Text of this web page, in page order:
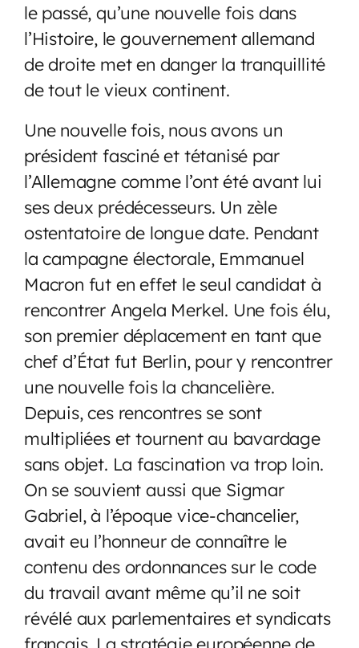
le passé, qu’une nouvelle fois dans
l’Histoire, le gouvernement allemand
de droite met en danger la tranquillité
de tout le vieux continent.
Une nouvelle fois, nous avons un
président fasciné et tétanisé par
l’Allemagne comme l’ont été avant lui
ses deux prédécesseurs. Un zèle
ostentatoire de longue date. Pendant
la campagne électorale, Emmanuel
Macron fut en effet le seul candidat à
rencontrer Angela Merkel. Une fois élu,
son premier déplacement en tant que
chef d’État fut Berlin, pour y rencontrer
une nouvelle fois la chancelière.
Depuis, ces rencontres se sont
multipliées et tournent au bavardage
sans objet. La fascination va trop loin.
On se souvient aussi que Sigmar
Gabriel, à l’époque vice-chancelier,
avait eu l’honneur de connaître le
contenu des ordonnances sur le code
du travail avant même qu’il ne soit
révélé aux parlementaires et syndicats
français. La stratégie européenne de